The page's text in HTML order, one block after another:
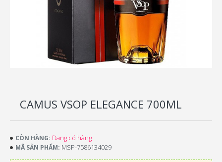
CAMUS VSOP ELEGANCE 700ML
CÒN HÀNG: Đang có hàng
MÃ SẢN PHẨM: MSP-7586134029